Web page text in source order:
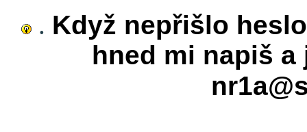
. Když nepřišlo
hned mi napiš